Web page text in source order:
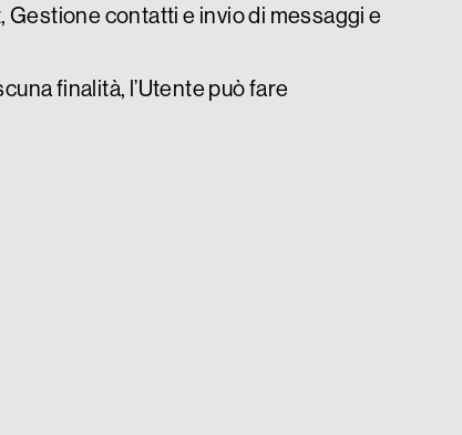
contatti e invio di messaggi e
finalità, l’Utente può fare